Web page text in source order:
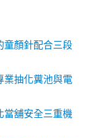
童顏針配合三段
業抽化糞池與電
當舖安全三重機